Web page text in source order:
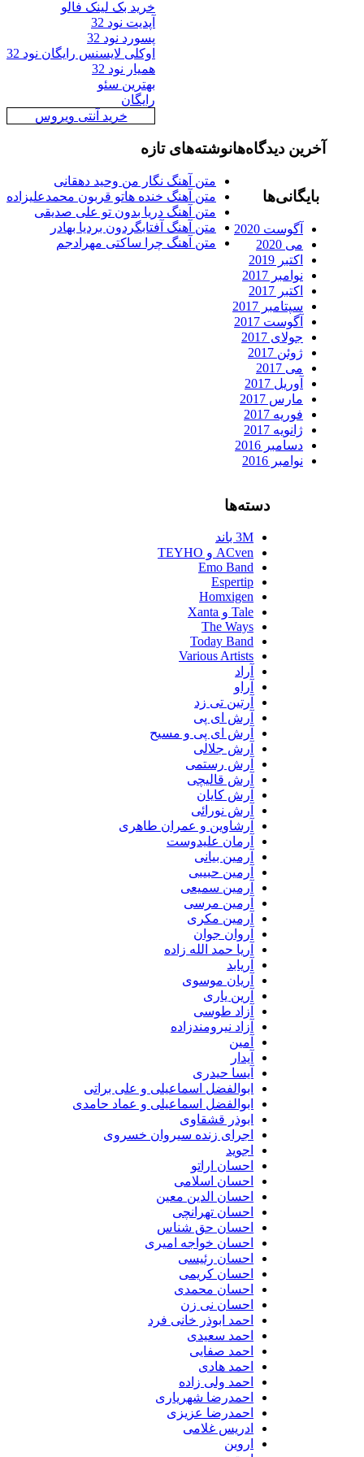
خرید بک لینک فالو
پسورد نود 32
اوکلی لایسنس رایگان نود 32
همیار نود 32
بهترین سئو
خرید آنتی ویروس
نوشته‌های تازه
متن آهنگ نگار من وحید دهقانی
متن آهنگ خنده هاتو قربون محمدعلیزاده
متن آهنگ دریا بدون تو علی صدیقی
متن آهنگ آفتابگردون بردیا بهادر
متن آهنگ چرا ساکتی مهرادجم
دیدگاه‌ها
آگوست 2020
سپتامبر 2017
آگوست 2017
مارس 2017
دسامبر 2016
ACven و TEYHO
Emo Band
Espertip
Homxigen
The Ways
Today Band
Various Artists
آرتین تی زد
آرش ای پی
آرش ای پی و مسیح
آرش جلالی
آرش رستمی
آرش قالیچی
آرش کایان
آرش نورائی
آرشاوین و عمران طاهری
آرمان علیدوست
آرمین بیانی
آرمین حبیبی
آرمین سمیعی
آرمین مرسی
آرمین مکری
آروان جوان
آریا حمد الله زاده
آریان موسوی
آرین یاری
آزاد طوسی
آزاد نیرومندزاده
آیسا حیدری
ابوالفضل اسماعیلی و علی براتی
ابوالفضل اسماعیلی و عماد حامدی
ابوذر قشقاوی
اجرای زنده سیروان خسروی
احسان اراتو
احسان اسلامی
احسان الدین معین
احسان تهرانچی
احسان حق شناس
احسان خواجه امیری
احسان رئیسی
احسان کریمی
احسان محمدی
احسان نی زن
احمد ابوذر خانی فرد
احمد سعیدی
احمد صفایی
احمد هادی
احمد ولی زاده
احمدرضا شهریاری
احمدرضا عزیزی
ادریس غلامی